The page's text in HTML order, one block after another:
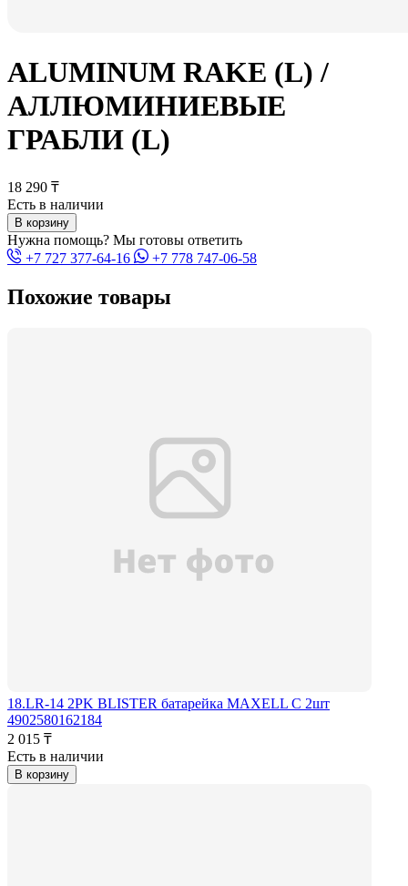
ALUMINUM RAKE (L) /
АЛЛЮМИНИЕВЫЕ
ГРАБЛИ (L)
18 290 ₸
Есть в наличии
В корзину
Нужна помощь? Мы готовы ответить
+7 727 377-64-16
+7 778 747-06-58
Похожие товары
18.LR-14 2PK BLISTER батарейка MAXELL C 2шт
4902580162184
2 015 ₸
Есть в наличии
В корзину